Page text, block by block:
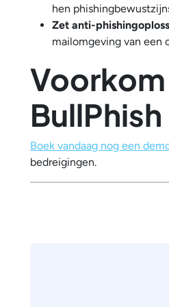
hen
Zet anti-
mailomgeving van een
Boek vandaag nog een
bedreigingen.